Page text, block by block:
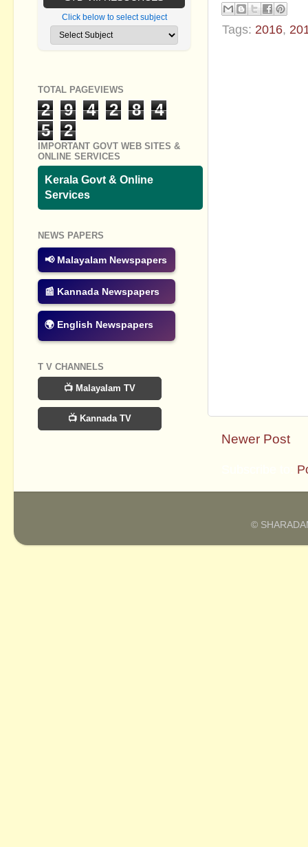
Tags: 2016,
Newer Post
Click below to select subject
TOTAL PAGEVIEWS
2 9 4 2 8
4
5
2
IMPORTANT GOVT WEB SITES &
ONLINE SERVICES
Kerala Govt & Online
Services
NEWS PAPERS
📢 Malayalam Newspapers
📰 Kannada Newspapers
🌍 English Newspapers
T V CHANNELS
📺 Malayalam TV
📺 Kannada TV
©